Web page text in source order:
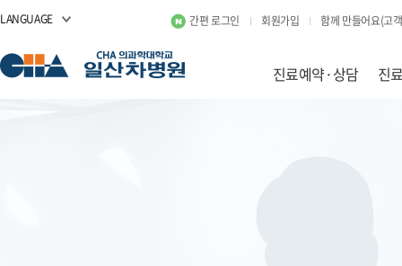
LANGUAGE 간편 로그인 회원가입 함께 만들어요(고
진료예약·상담 진